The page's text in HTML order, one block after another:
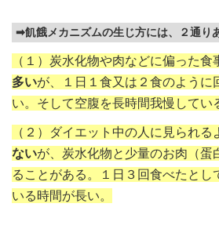
➡飢餓メカニズムの生じ方には、２通り
（１）炭水化物や肉などに偏った
多いが、１日１食又は２食のように
い。そして空腹を長時間我慢してい
（２）ダイエット中の人に見られ
ないが、炭水化物と少量のお肉（蛋
ることがある。１日３回食べたとし
いる時間が長い。